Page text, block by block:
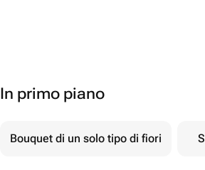
In primo piano
Bouquet di un solo tipo di fiori